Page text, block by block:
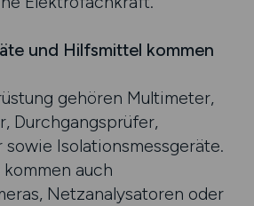
und Hilfsmittel kommen
gehören Multimeter,
Durchgangsprüfer,
Isolationsmessgeräte.
auch
Netzanalysatoren oder